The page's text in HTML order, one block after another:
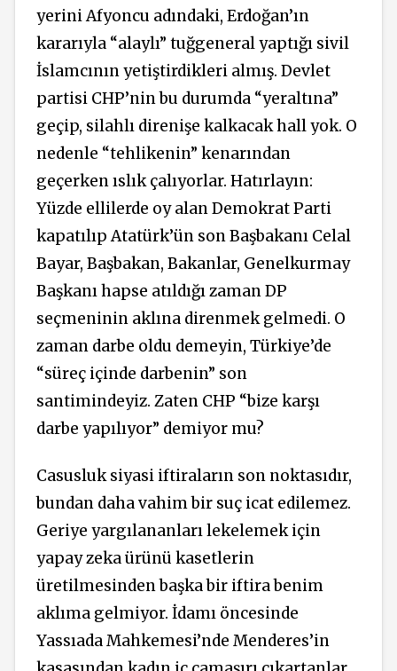
yerini Afyoncu adındaki, Erdoğan’ın
kararıyla “alaylı” tuğgeneral yaptığı sivil
İslamcının yetiştirdikleri almış. Devlet
partisi CHP’nin bu durumda “yeraltına”
geçip, silahlı direnişe kalkacak hall yok. O
nedenle “tehlikenin” kenarından
geçerken ıslık çalıyorlar. Hatırlayın:
Yüzde ellilerde oy alan Demokrat Parti
kapatılıp Atatürk’ün son Başbakanı Celal
Bayar, Başbakan, Bakanlar, Genelkurmay
Başkanı hapse atıldığı zaman DP
seçmeninin aklına direnmek gelmedi. O
zaman darbe oldu demeyin, Türkiye’de
“süreç içinde darbenin” son
santimindeyiz. Zaten CHP “bize karşı
darbe yapılıyor” demiyor mu?
Casusluk siyasi iftiraların son noktasıdır,
bundan daha vahim bir suç icat edilemez.
Geriye yargılananları lekelemek için
yapay zeka ürünü kasetlerin
üretilmesinden başka bir iftira benim
aklıma gelmiyor. İdamı öncesinde
Yassıada Mahkemesi’nde Menderes’in